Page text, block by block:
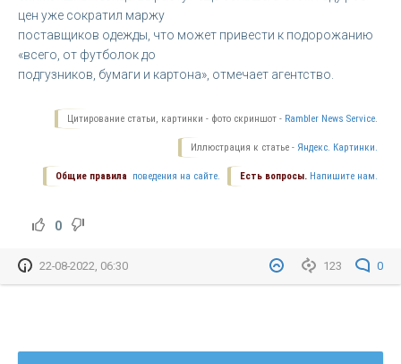
цен уже сократил маржу
поставщиков одежды, что может привести к подорожанию
«всего, от футболок до
подгузников, бумаги и картона», отмечает агентство.
Цитирование статьи, картинки - фото скриншот - Rambler News Service.
Иллюстрация к статье - Яндекс. Картинки.
Есть вопросы. Напишите нам.
Общие правила поведения на сайте.
0
123 0
22-08-2022, 06:30